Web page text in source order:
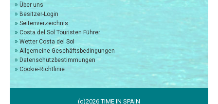
» Über uns
» Besitzer-Login
» Seitenverzeichnis
» Costa del Sol Touristen Führer
» Wetter Costa del Sol
» Allgemeine Geschäftsbedingungen
» Datenschutzbestimmungen
» Cookie-Richtlinie
(c)2026 TIME IN SPAIN